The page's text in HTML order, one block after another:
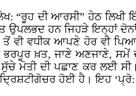
“ਰੂਹ ਦੀ ਆਰਸੀ” ਹੇਠ ਲਿਖੀ
ਉਪਲਭਦ ਹਨ ਜਿਹੜੇ ਇਨ੍ਹਾਂ
ਵੀ ਵਧੀਕ ਆਪਣੇ ਹੋਰ ਵੀ
ਭਰਪੂਰ ਖ਼ਤ, ਜਾਣੇ ਅਣਜਾਣੇ,
ਮੋਤੀ ਦੀ ਪਛਾਣ ਕਰ ਲਈ ਸੀ।
ਹੋਈ ਹੈ। ਇਹ